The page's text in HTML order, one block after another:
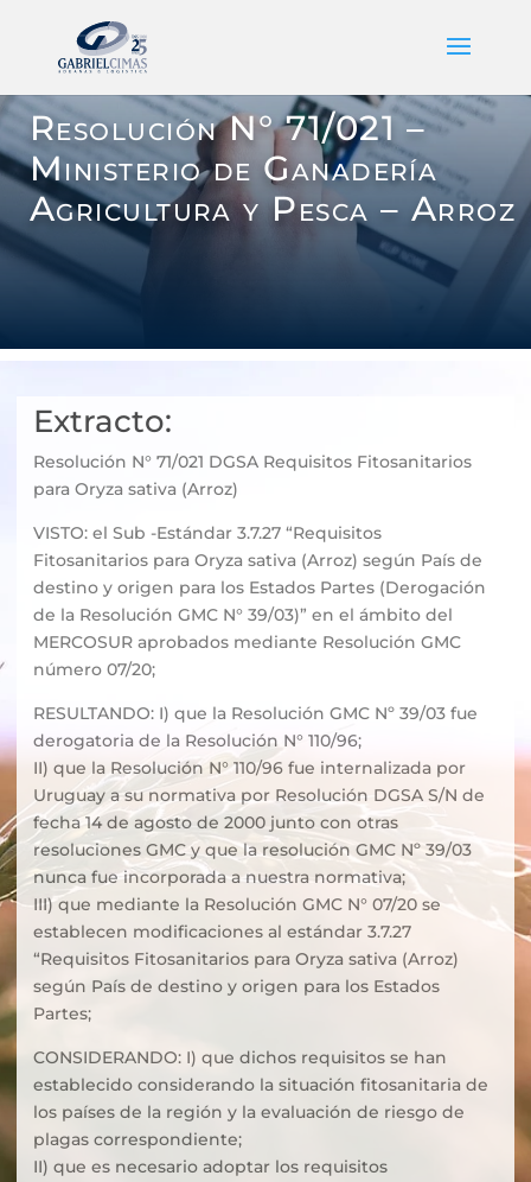
Resolución N° 71/021 –
Ministerio de Ganadería
Agricultura y Pesca – Arroz
Extracto:
Resolución N° 71/021 DGSA Requisitos Fitosanitarios
para Oryza sativa (Arroz)
VISTO: el Sub -Estándar 3.7.27 “Requisitos
Fitosanitarios para Oryza sativa (Arroz) según País de
destino y origen para los Estados Partes (Derogación
de la Resolución GMC N° 39/03)” en el ámbito del
MERCOSUR aprobados mediante Resolución GMC
número 07/20;
RESULTANDO: I) que la Resolución GMC Nº 39/03 fue
derogatoria de la Resolución N° 110/96;
II) que la Resolución N° 110/96 fue internalizada por
Uruguay a su normativa por Resolución DGSA S/N de
fecha 14 de agosto de 2000 junto con otras
resoluciones GMC y que la resolución GMC Nº 39/03
nunca fue incorporada a nuestra normativa;
III) que mediante la Resolución GMC N° 07/20 se
establecen modificaciones al estándar 3.7.27
“Requisitos Fitosanitarios para Oryza sativa (Arroz)
según País de destino y origen para los Estados
Partes;
CONSIDERANDO: I) que dichos requisitos se han
establecido considerando la situación fitosanitaria de
los países de la región y la evaluación de riesgo de
plagas correspondiente;
II) que es necesario adoptar los requisitos